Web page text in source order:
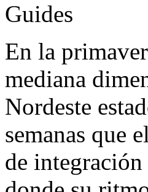
Guides
En la
mediana
Nordeste
semanas que
de